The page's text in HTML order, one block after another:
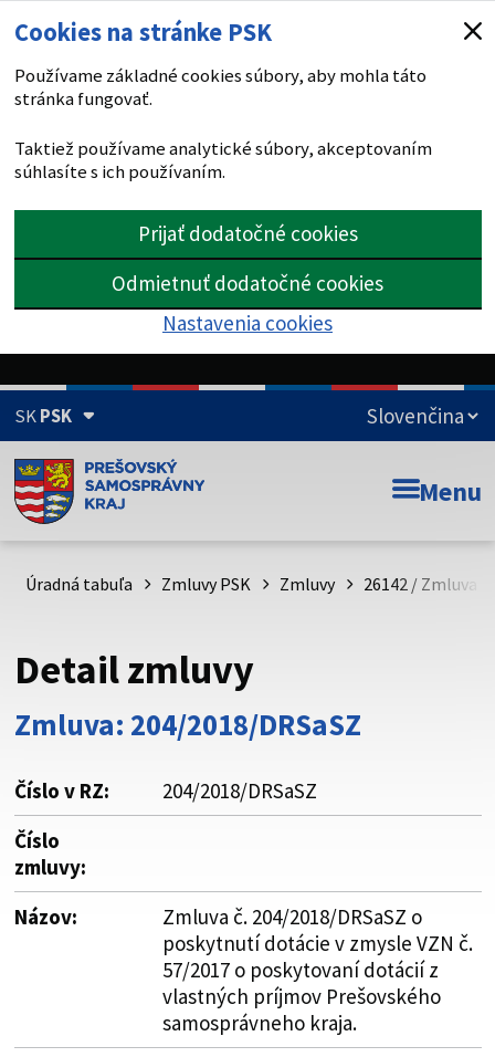
Cookies na stránke PSK
Používame základné cookies súbory, aby mohla táto
stránka fungovať.
Taktiež používame analytické súbory, akceptovaním
súhlasíte s ich používaním.
Prijať dodatočné cookies
Odmietnuť dodatočné cookies
Nastavenia cookies
SKPSK
Doména psk.sk je oficiálna
Toto je oficiálna webová stránka Prešovského
psk.sk.
Buďte pozorní a vždy sa uistite, že zdieľate informácie iba
cez zabezpečenú webovú stránku. Zabezpečená stránka
vždy začína https:// pred názvom domény webového sídla.
Menu
Úradná tabuľa Zmluvy PSK Zmluvy 26142 / Zmluva
Detail zmluvy
Zmluva: 204/2018/DRSaSZ
Číslo v RZ:
204/2018/DRSaSZ
Číslo
zmluvy:
Názov:
Zmluva č. 204/2018/DRSaSZ o
poskytnutí dotácie v zmysle VZN č.
57/2017 o poskytovaní dotácií z
vlastných príjmov Prešovského
samosprávneho kraja.